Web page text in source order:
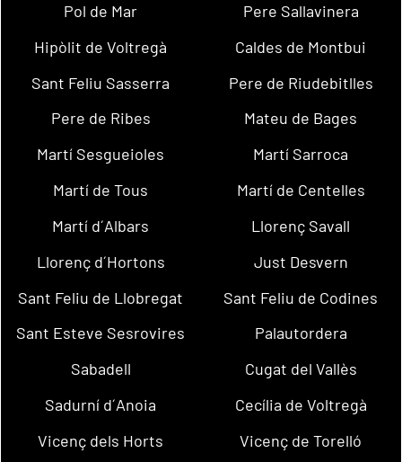
Pol de Mar
Pere Sallavinera
Hipòlit de Voltregà
Caldes de Montbui
Sant Feliu Sasserra
Pere de Riudebitlles
Pere de Ribes
Mateu de Bages
Martí Sesgueioles
Martí Sarroca
Martí de Tous
Martí de Centelles
Martí d´Albars
Llorenç Savall
Llorenç d´Hortons
Just Desvern
Sant Feliu de Llobregat
Sant Feliu de Codines
Sant Esteve Sesrovires
Palautordera
Sabadell
Cugat del Vallès
Sadurní d´Anoia
Cecília de Voltregà
Vicenç dels Horts
Vicenç de Torelló